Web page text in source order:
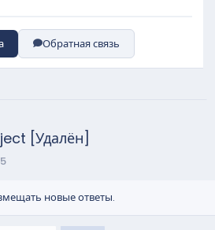
Обратная связь
[Удалён]
новые ответы.